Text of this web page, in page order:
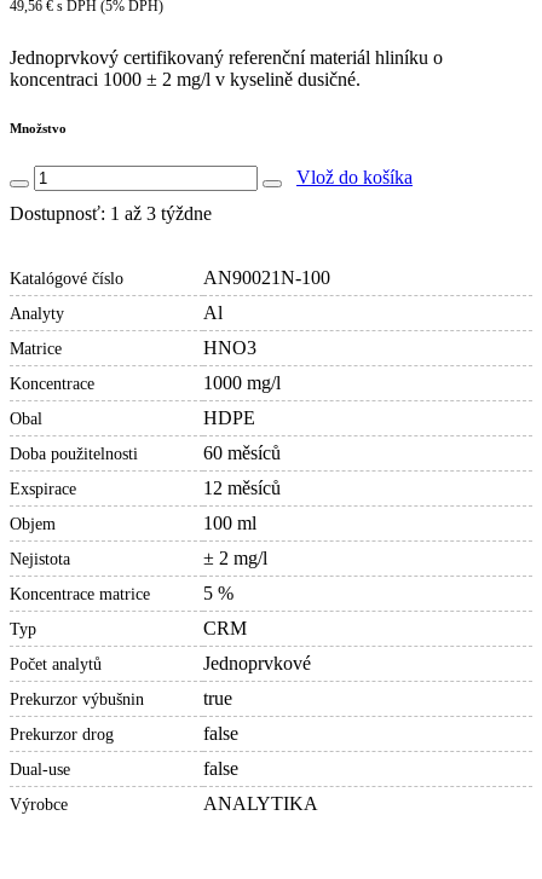
49,56 € s DPH (5% DPH)
Jednoprvkový certifikovaný referenční materiál hliníku o
koncentraci 1000 ± 2 mg/l v kyselině dusičné.
Množstvo
Vlož do košíka
Dostupnosť: 1 až 3 týždne
Katalógové číslo AN90021N-100
Analyty Al
Matrice HNO3
Koncentrace 1000 mg/l
Obal HDPE
Doba použitelnosti 60 měsíců
Exspirace 12 měsíců
Objem 100 ml
Nejistota ± 2 mg/l
Koncentrace matrice 5 %
Typ CRM
Počet analytů Jednoprvkové
Prekurzor výbušnin true
Prekurzor drog false
Dual-use false
Výrobce ANALYTIKA